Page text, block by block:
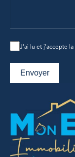
J’ai lu et j'accepte la
Envoyer